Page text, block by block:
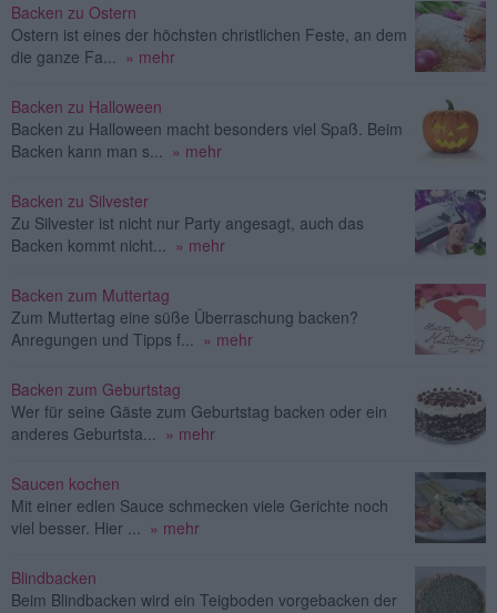
Backen zu Ostern
Ostern ist eines der höchsten christlichen Feste, an dem
die ganze Fa... » mehr
Backen zu Halloween
Backen zu Halloween macht besonders viel Spaß. Beim
Backen kann man s... » mehr
Backen zu Silvester
Zu Silvester ist nicht nur Party angesagt, auch das
Backen kommt nicht... » mehr
Backen zum Muttertag
Zum Muttertag eine süße Überraschung backen?
Anregungen und Tipps f... » mehr
Backen zum Geburtstag
Wer für seine Gäste zum Geburtstag backen oder ein
anderes Geburtsta... » mehr
Saucen kochen
Mit einer edlen Sauce schmecken viele Gerichte noch
viel besser. Hier ... » mehr
Blindbacken
Beim Blindbacken wird ein Teigboden vorgebacken der